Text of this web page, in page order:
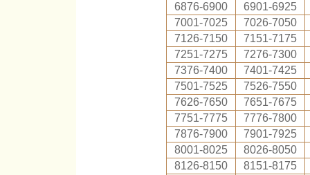
6876-6900
6901-6925
7001-7025
7026-7050
7126-7150
7151-7175
7251-7275
7276-7300
7376-7400
7401-7425
7501-7525
7526-7550
7626-7650
7651-7675
7751-7775
7776-7800
7876-7900
7901-7925
8001-8025
8026-8050
8126-8150
8151-8175